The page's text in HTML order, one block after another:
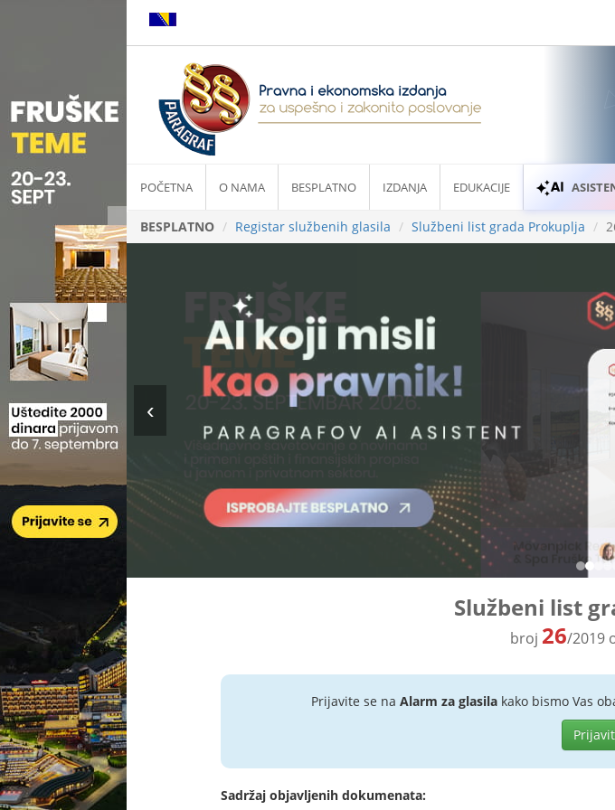
POČETNA O NAMA BESPLATNO IZDANJA EDUKACIJE
BESPLATNO Registar službenih glasila Službeni list grada Prokuplja
Službeni list
broj 26/2019
Prijavite se na Alarm za glasilakako bismo Vas
Sadržaj objavljenih dokumenata: